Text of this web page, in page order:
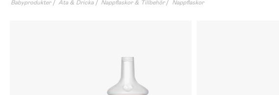
Babyprodukter Äta & Dricka Nappflaskor & Tillbehör Nappflaskor